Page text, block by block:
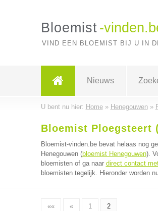
Bloemist -
VIND EEN BLOEMIST BIJ U IN
Nieuws
U bent nu hier: Home» Henegouwen»
Bloemist Ploegsteert
Bloemist-vinden.be bevat helaas nog
Henegouwen (bloemist Henegouwen).
bloemisten of ga naar direct contact
bloemisten tegelijk. Hieronder worden
«« « 1 2